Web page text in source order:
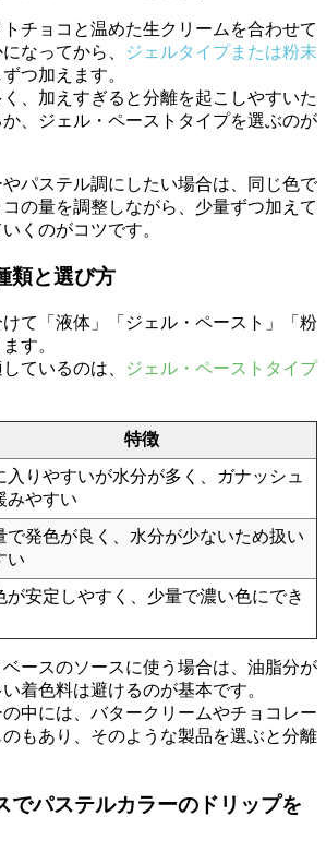
チョコと温めた生クリームを合わせて
なってから、
ジェルタイプまたは粉末
つ加えます。
、加えすぎると分離を起こしやすいた
、ジェル・ペーストタイプを選ぶのが
パステル調にしたい場合は、同じ色で
の量を調整しながら、少量ずつ加えて
くのがコツです。
類と選び方
て「液体」「ジェル・ペースト」「粉
す。
ているのは、
ジェル・ペーストタイプ
特徴
入りやすいが水分が多く、ガナッシュ
みやすい
で発色が良く、水分が少ないため扱い
い
が安定しやすく、少量で濃い色にでき
ースのソースに使う場合は、油脂分が
着色料は避けるのが基本です。
中には、バタークリームやチョコレー
のもあり、そのような製品を選ぶと分離
でパステルカラーのドリップを